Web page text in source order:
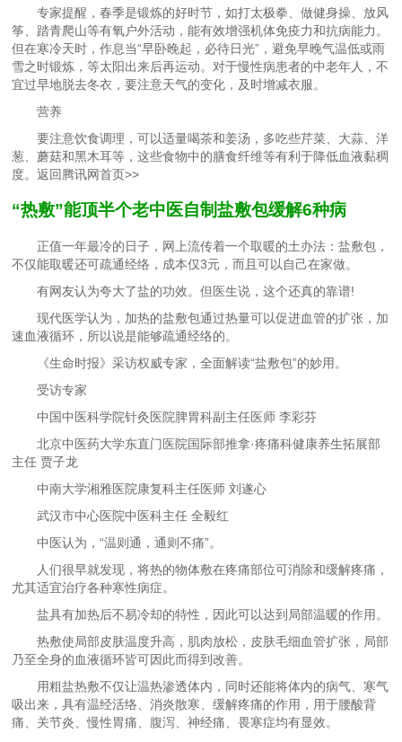
专家提醒，春季是锻炼的好时节，如打太极拳、做健身操、放风
筝、踏青爬山等有氧户外活动，能有效增强机体免疫力和抗病能力。
但在寒冷天时，作息当“早卧晚起，必待日光”，避免早晚气温低或雨
雪之时锻炼，等太阳出来后再运动。对于慢性病患者的中老年人，不
宜过早地脱去冬衣，要注意天气的变化，及时增减衣服。
营养
要注意饮食调理，可以适量喝茶和姜汤，多吃些芹菜、大蒜、洋
葱、蘑菇和黑木耳等，这些食物中的膳食纤维等有利于降低血液黏稠
度。返回腾讯网首页>>
“热敷”能顶半个老中医自制盐敷包缓解6种病
正值一年最冷的日子，网上流传着一个取暖的土办法：盐敷包，
不仅能取暖还可疏通经络，成本仅3元，而且可以自己在家做。
有网友认为夸大了盐的功效。但医生说，这个还真的靠谱!
现代医学认为，加热的盐敷包通过热量可以促进血管的扩张，加
速血液循环，所以说是能够疏通经络的。
《生命时报》采访权威专家，全面解读“盐敷包”的妙用。
受访专家
中国中医科学院针灸医院脾胃科副主任医师 李彩芬
北京中医药大学东直门医院国际部推拿·疼痛科健康养生拓展部
主任 贾子龙
中南大学湘雅医院康复科主任医师 刘遂心
武汉市中心医院中医科主任 全毅红
中医认为，“温则通，通则不痛”。
人们很早就发现，将热的物体敷在疼痛部位可消除和缓解疼痛，
尤其适宜治疗各种寒性病症。
盐具有加热后不易冷却的特性，因此可以达到局部温暖的作用。
热敷使局部皮肤温度升高，肌肉放松，皮肤毛细血管扩张，局部
乃至全身的血液循环皆可因此而得到改善。
用粗盐热敷不仅让温热渗透体内，同时还能将体内的病气、寒气
吸出来，具有温经活络、消炎散寒、缓解疼痛的作用，用于腰酸背
痛、关节炎、慢性胃痛、腹泻、神经痛、畏寒症均有显效。